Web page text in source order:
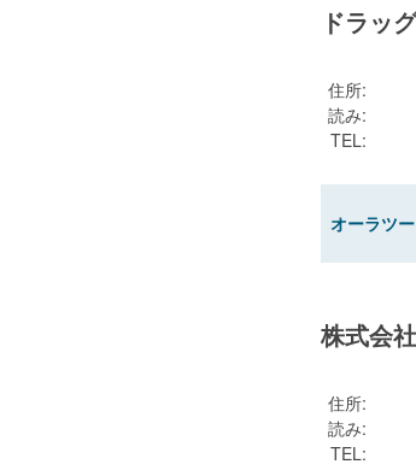
ドラッ
住所:
読み:
TEL:
オーラツ
株式会
住所:
読み:
TEL: